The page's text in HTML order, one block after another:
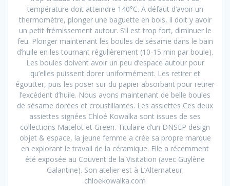
température doit atteindre 140°C. A défaut d’avoir un
thermomètre, plonger une baguette en bois, il doit y avoir
un petit frémissement autour. S’il est trop fort, diminuer le
feu. Plonger maintenant les boules de sésame dans le bain
d’huile en les tournant régulièrement (10-15 min par boule).
Les boules doivent avoir un peu d’espace autour pour
qu’elles puissent dorer uniformément. Les retirer et
égoutter, puis les poser sur du papier absorbant pour retirer
l’excédent d’huile. Nous avons maintenant de belle boules
de sésame dorées et croustillantes. Les assiettes Ces deux
assiettes signées Chloé Kowalka sont issues de ses
collections Matelot et Green. Titulaire d’un DNSEP design
objet & espace, la jeune femme a crée sa propre marque
en explorant le travail de la céramique. Elle a récemment
été exposée au Couvent de la Visitation (avec Guylène
Galantine). Son atelier est à L’Alternateur.
chloekowalka.com